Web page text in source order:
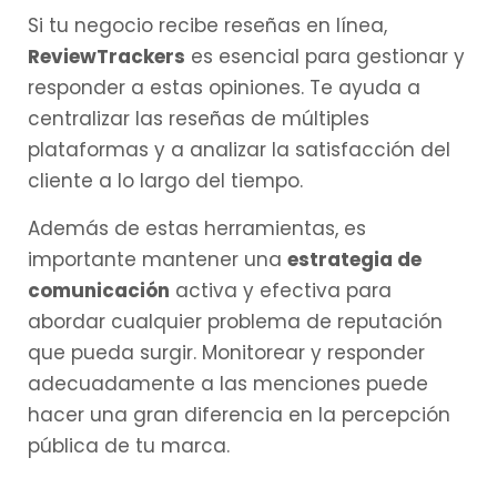
Si tu negocio recibe reseñas en línea,
ReviewTrackers es esencial para gestionar y
responder a estas opiniones. Te ayuda a
centralizar las reseñas de múltiples
plataformas y a analizar la satisfacción del
cliente a lo largo del tiempo.
Además de estas herramientas, es
importante mantener una estrategia de
comunicación activa y efectiva para
abordar cualquier problema de reputación
que pueda surgir. Monitorear y responder
adecuadamente a las menciones puede
hacer una gran diferencia en la percepción
pública de tu marca.